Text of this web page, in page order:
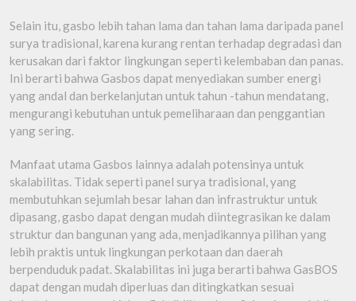
Selain itu, gasbo lebih tahan lama dan tahan lama daripada panel
surya tradisional, karena kurang rentan terhadap degradasi dan
kerusakan dari faktor lingkungan seperti kelembaban dan panas.
Ini berarti bahwa Gasbos dapat menyediakan sumber energi
yang andal dan berkelanjutan untuk tahun -tahun mendatang,
mengurangi kebutuhan untuk pemeliharaan dan penggantian
yang sering.
Manfaat utama Gasbos lainnya adalah potensinya untuk
skalabilitas. Tidak seperti panel surya tradisional, yang
membutuhkan sejumlah besar lahan dan infrastruktur untuk
dipasang, gasbo dapat dengan mudah diintegrasikan ke dalam
struktur dan bangunan yang ada, menjadikannya pilihan yang
lebih praktis untuk lingkungan perkotaan dan daerah
berpenduduk padat. Skalabilitas ini juga berarti bahwa GasBOS
dapat dengan mudah diperluas dan ditingkatkan sesuai